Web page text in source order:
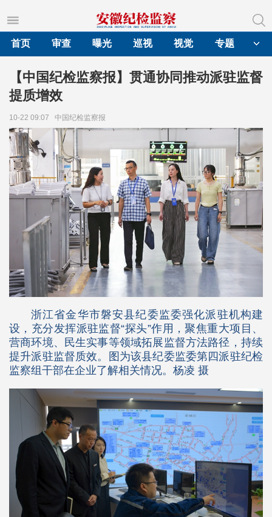
首页
审查 曝光 巡视 视觉 专题
【中国纪检监察报】贯通协同推动派驻监督
提质增效
10-22 09:07 中国纪检监察报
浙江省金华市磐安县纪委监委强化派驻机构建
设，充分发挥派驻监督“探头”作用，聚焦重大项目、
营商环境、民生实事等领域拓展监督方法路径，持续
提升派驻监督质效。图为该县纪委监委第四派驻纪检
监察组干部在企业了解相关情况。杨凌 摄